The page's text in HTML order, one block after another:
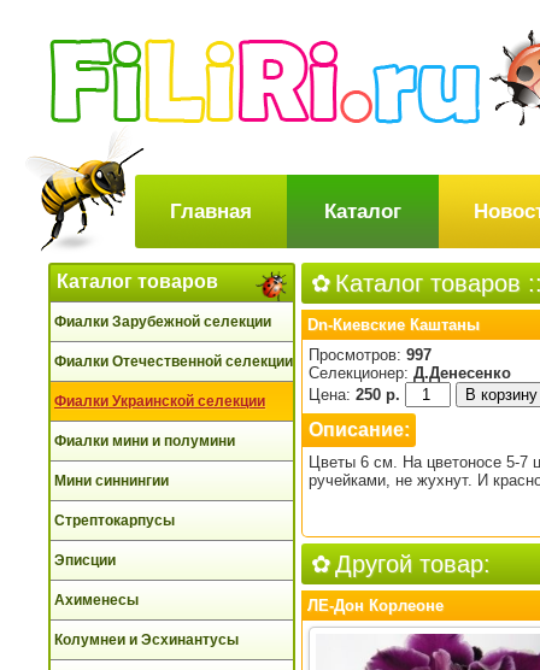
Главная Каталог
Каталог товаров
Фиалки Зарубежной селекции
Фиалки Отечественной селекции
Фиалки Украинской селекции
Фиалки мини и полумини
Мини синнингии
Стрептокарпусы
Эписции
Ахименесы
Колумнеи и Эсхинантусы
Каталог товаров
Dn-Киевские Каштаны
Просмотров: 997
Селекционер: Д.Денесенко
Цена: 250 р.
Описание:
Цветы 6 см. На цветоносе 5-7
ручейками, не жухнут. И
Другой товар:
ЛЕ-Дон Корлеоне